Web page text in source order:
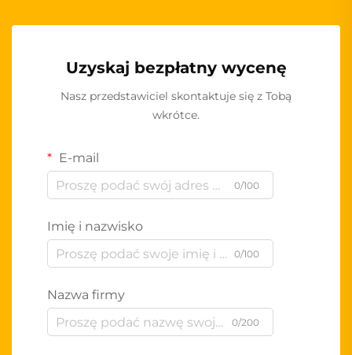
Uzyskaj bezpłatny wycenę
Nasz przedstawiciel skontaktuje się z Tobą
wkrótce.
E-mail
0/100
Imię i nazwisko
0/100
Nazwa firmy
0/200